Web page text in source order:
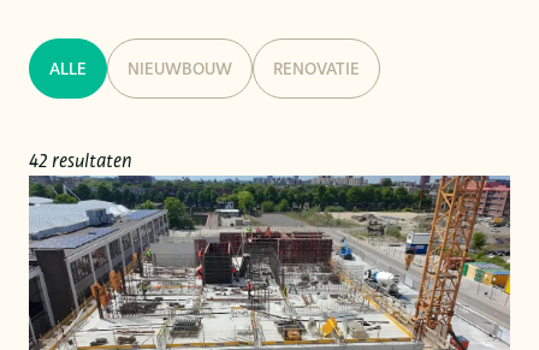
ALLE NIEUWBOUW RENOVATIE
42 resultaten